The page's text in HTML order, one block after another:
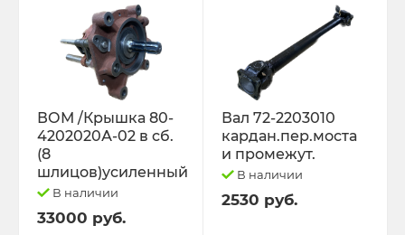
ВОМ /Крышка 80-
4202020А-02 в сб.
(8
шлицов)усиленный
В наличии
33000 руб.
Вал 72-2203010
кардан.пер.моста
и промежут.
В наличии
2530 руб.